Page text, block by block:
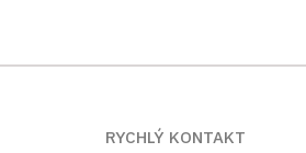
RYCHLÝ KONTAKT